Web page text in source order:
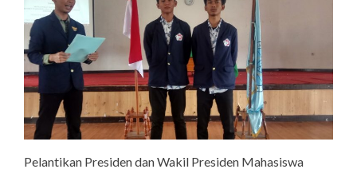
Pelantikan Presiden dan Wakil Presiden Mahasiswa